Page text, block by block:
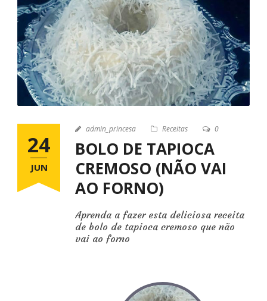
24
JUN
admin_princesa Receitas 0
BOLO DE TAPIOCA
CREMOSO (NÃO VAI
AO FORNO)
Aprenda a fazer esta deliciosa receita
de bolo de tapioca cremoso que não
vai ao forno